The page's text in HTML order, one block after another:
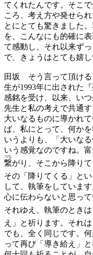
てくれたんです。そこ
ころ、考え方や発せら
とにとても驚きました
を、こんなにも的確に
て感動し、それ以来ず
で、きょうはとても嬉し
田坂
そう言って頂ける
生が1993年に出された
感銘を受け、以来、い
先生と私の考えで共通
大いなるものに導かれ
ば、私にとって、何か
いうよりも、「大いな
いう感覚なのですね。
繋
つな
がり、そこから降り
その「降りてくる」とい
して、執筆をしていま
心に伝わらないと思って
それゆえ、執筆のとき
え」と祈ります。それは
でも、全く同じです。
って再び「導き給え」